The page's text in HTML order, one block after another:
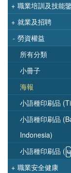
+ 職業培訓及技能
+ 就業及招聘
- 勞資權益
所有分類
小冊子
海報
小語種印刷品
小語種印刷品
Indonesia)
小語種印刷品 (
+ 職業安全健康